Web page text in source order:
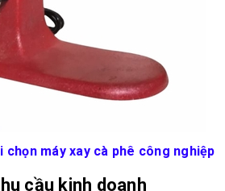
máy xay cà phê công nghiệp
cầu kinh doanh